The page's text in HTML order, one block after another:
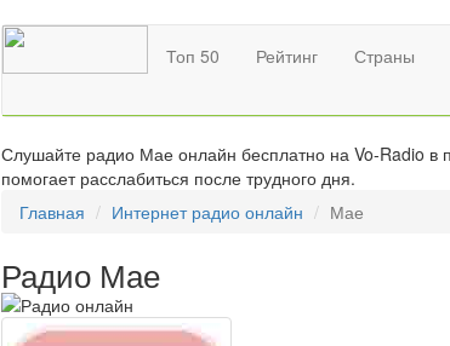
Топ 50 Рейтинг Страны
Слушайте радио Мае онлайн бесплатно на Vo-Radio
помогает расслабиться после трудного дня.
Главная
Интернет радио онлайн Мае
Радио Мае